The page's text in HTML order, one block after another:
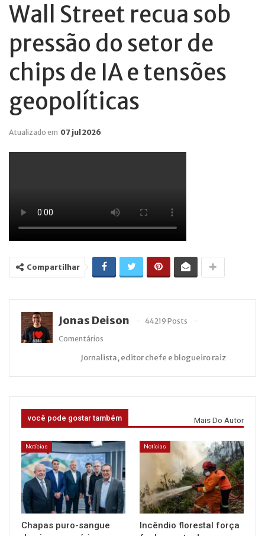
Wall Street recua sob
pressão do setor de
chips de IA e tensões
geopolíticas
Atualizado em 07 jul 2026
Compartilhar
Jonas Deison
44219 Posts
Comentários
Jornalista, editor chefe e blogueiro raiz
você pode gostar também Mais Do Autor
Notícias
Chapas puro-sangue
Notícias
Incêndio florestal força